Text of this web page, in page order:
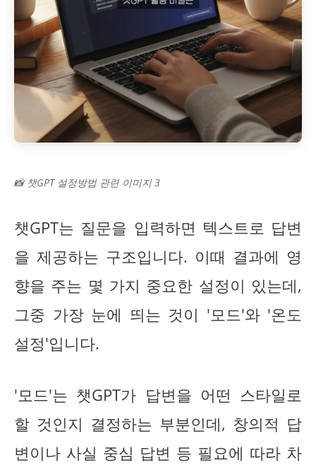
📸 챗GPT 설정방법 관련 이미지 3
챗GPT는 질문을 입력하면 텍스트로 답변
을 제공하는 구조입니다. 이때 결과에 영
향을 주는 몇 가지 중요한 설정이 있는데,
그중 가장 눈에 띄는 것이 '모드'와 '온도
설정'입니다.
'모드'는 챗GPT가 답변을 어떤 스타일로
할 것인지 결정하는 부분인데, 창의적 답
변이나 사실 중심 답변 등 필요에 따라 차